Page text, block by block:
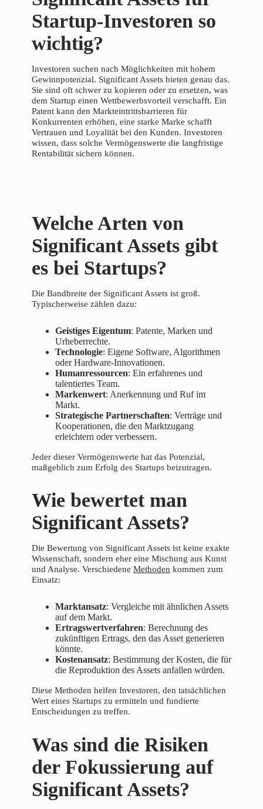
Startup-Investoren so
wichtig?
Investoren suchen nach Möglichkeiten mit hohem
Gewinnpotenzial. Significant Assets bieten genau das.
Sie sind oft schwer zu kopieren oder zu ersetzen, was
dem Startup einen Wettbewerbsvorteil verschafft. Ein
Patent kann den Markteintrittsbarrieren für
Konkurrenten erhöhen, eine starke Marke schafft
Vertrauen und Loyalität bei den Kunden. Investoren
wissen, dass solche Vermögenswerte die langfristige
Rentabilität sichern können.
Welche Arten von
Significant Assets gibt
es bei Startups?
Die Bandbreite der Significant Assets ist groß.
Typischerweise zählen dazu:
Geistiges Eigentum: Patente, Marken und
Urheberrechte.
Technologie: Eigene Software, Algorithmen
oder Hardware-Innovationen.
Humanressourcen: Ein erfahrenes und
talentiertes Team.
Markenwert: Anerkennung und Ruf im
Markt.
Strategische Partnerschaften: Verträge und
Kooperationen, die den Marktzugang
erleichtern oder verbessern.
Jeder dieser Vermögenswerte hat das Potenzial,
maßgeblich zum Erfolg des Startups beizutragen.
Wie bewertet man
Significant Assets?
Die Bewertung von Significant Assets ist keine exakte
Wissenschaft, sondern eher eine Mischung aus Kunst
und Analyse. Verschiedene Methoden kommen zum
Einsatz:
Marktansatz: Vergleiche mit ähnlichen Assets
auf dem Markt.
Ertragswertverfahren: Berechnung des
zukünftigen Ertrags, den das Asset generieren
könnte.
Kostenansatz: Bestimmung der Kosten, die für
die Reproduktion des Assets anfallen würden.
Diese Methoden helfen Investoren, den tatsächlichen
Wert eines Startups zu ermitteln und fundierte
Entscheidungen zu treffen.
Was sind die Risiken
der Fokussierung auf
Significant Assets?